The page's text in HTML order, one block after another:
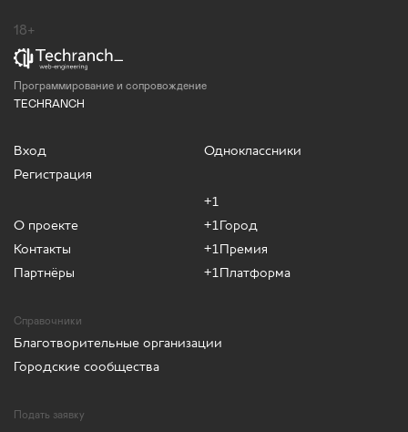
18+
Программирование и сопровождение
TECHRANCH
Вход
Регистрация
О проекте
Контакты
Партнёры
Одноклассники
+1
+1Город
+1Премия
+1Платформа
Справочники
Благотворительные организации
Городские сообщества
Подать заявку